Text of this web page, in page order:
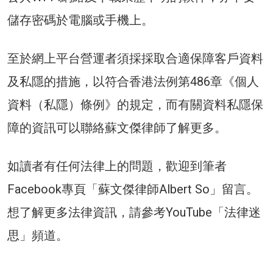
儲存密碼於電腦或手機上。
至於網上平台營運者須採採取合適保障客戶資料
及私隱的措施，以符合香港法例第486章《個人
資料（私隱）條例》的規定，而有關資料私隱保
障的資訊可以聯絡蘇文傑律師了解更多。
如讀者有任何法律上的問題，歡迎到筆者
Facebook專頁「蘇文傑律師Albert So」留言。
想了解更多法律資訊，請參考YouTube「法律迷
思」頻道。